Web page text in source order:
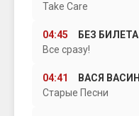
Take Care
04:45
БЕЗ БИЛЕТА
Все сразу!
04:41
ВАСЯ ВАСИН
Старые Песни